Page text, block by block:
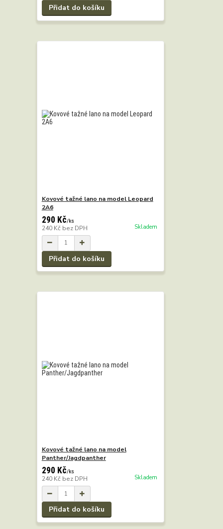
Přidat do košíku
Kovové tažné lano na model Leopard
2A6
290 Kč/ks
240 Kč bez DPH Skladem
Přidat do košíku
Kovové tažné lano na model
Panther/Jagdpanther
290 Kč/ks
240 Kč bez DPH Skladem
Přidat do košíku